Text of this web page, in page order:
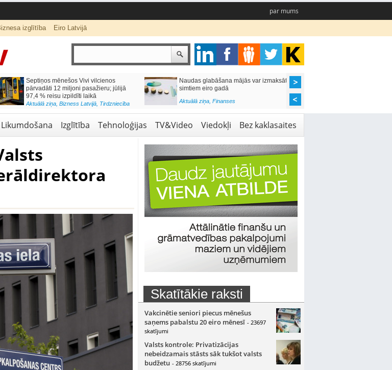
par mums
izglītība Eiro Latvijā
Septiņos mēnešos Vivi vilcienos
pārvadāti 12 miljoni pasažieru; jūlijā
97,4 % reisu izpildīti laikā
Aktuālā ziņa, Bizness Latvijā, Tirdzniecība
Naudas glabāšana mājās var izmaksāt
simtiem eiro gadā
Aktuālā ziņa, Finanses
Likumdošana Izglītība Tehnoloģijas TV&Video Viedokļi Bez kaklasaites
Skatītākie raksti
Vakcinētie seniori piecus mēnešus
saņems pabalstu 20 eiro mēnesī - 23697
skatījumi
Valsts kontrole: Privatizācijas
nebeidzamais stāsts sāk tukšot valsts
budžetu - 28756 skatījumi